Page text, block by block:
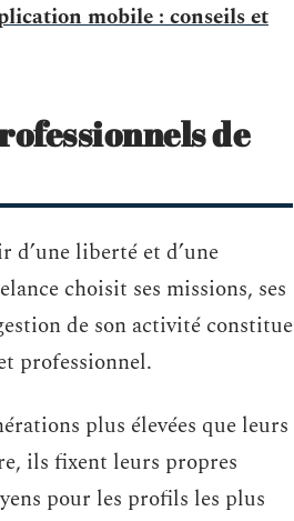
mobile : conseils et
de
d’une liberté et d’une
choisit ses missions, ses
de son activité constitue
professionnel.
plus élevées que leurs
ils fixent leurs propres
pour les profils les plus